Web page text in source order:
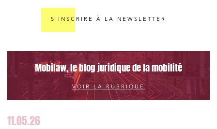
S'INSCRIRE À LA NEWSLETTER
Mobilaw, le blog juridique de la mobilité
VOIR LA RUBRIQUE
11.05.26